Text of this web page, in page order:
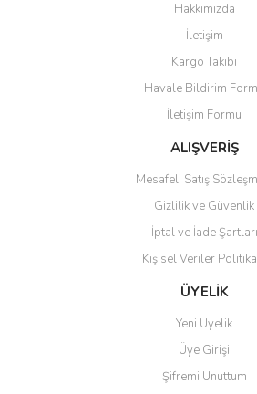
Yorum Yaz
Ürün resmi kalitesiz, bozuk veya
Ürün açıklamasında eksik bilgiler
Ürün bilgilerinde hatalar bulunuyor.
Ürün fiyatı diğer sitelerden daha pahalı.
Bu ürüne benzer farklı alternatifler olmalı.
Gönder
Hakkımızda
İletişim
Kargo Takibi
Havale Bildirim
İletişim Formu
ALIŞVERİŞ
Mesafeli Satış
Gizlilik ve Güvenlik
İptal ve İade Şartları
Kişisel Veriler
ÜYELİK
Yeni Üyelik
Üye Girişi
Şifremi Unuttum